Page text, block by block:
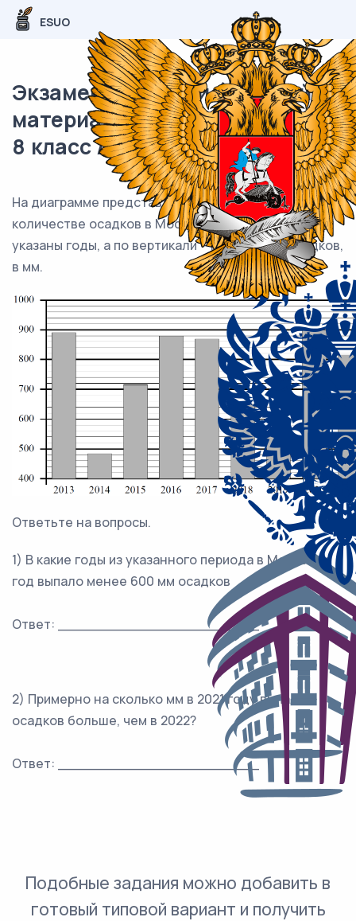
ESUO
Экзаменационный (типовой)
материал ВПР / Математика /
8 класс / 14 задание (25) / 01
На диаграмме представлены данные о годовом
количестве осадков в Москве. По горизонтали
указаны годы, а по вертикали – количество осадков,
в мм.
Ответьте на вопросы.
1) В какие годы из указанного периода в Москве за
год выпало менее 600 мм осадков
Ответ: _______________________
2) Примерно на сколько мм в 2021 году выпало
осадков больше, чем в 2022?
Ответ: _______________________
Подобные задания можно добавить в
готовый типовой вариант и получить